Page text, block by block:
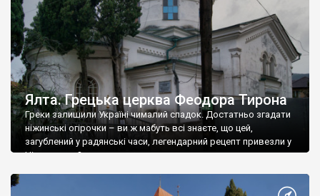
Ялта. Грецька церква Феодора Тирона
Греки залишили Україні чималий спадок. Достатньо згадати
ніжинські огірочки – ви ж мабуть всі знаєте, що цей,
загублений у радянські часи, легендарний рецепт привезли у
Ніжин греки?